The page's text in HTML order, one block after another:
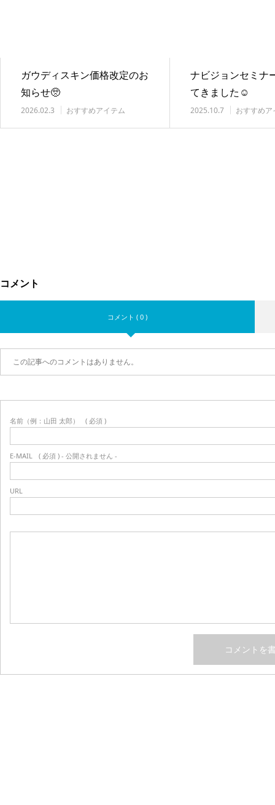
ガウディスキン価格改定のお
知らせ🥺
2026.02.3 おすすめアイテム
ナビジョンセミナ
てきました☺️
2025.10.7 おすすめア
コメント
コメント ( 0 )
この記事へのコメントはありません。
名前（例：山田 太郎） ( 必須 )
E-MAIL ( 必須 ) - 公開されません -
URL